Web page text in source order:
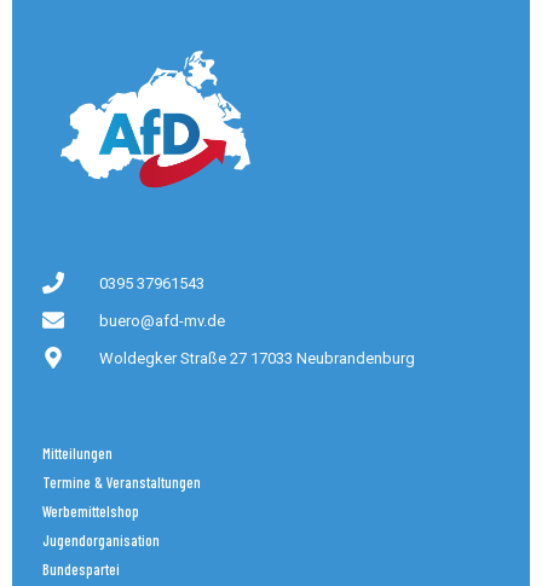
0395 37961543
buero@afd-mv.de
Woldegker Straße 27 17033 Neubrandenburg
Mitteilungen
Termine & Veranstaltungen
Werbemittelshop
Jugendorganisation
Bundespartei